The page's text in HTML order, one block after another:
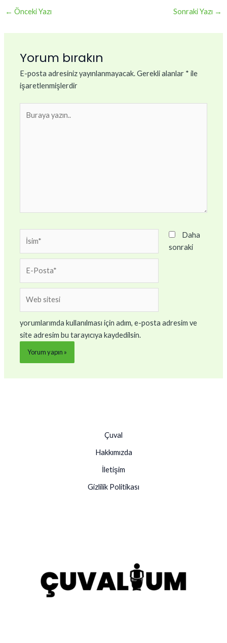
← Önceki Yazı Sonraki Yazı →
Yorum bırakın
E-posta adresiniz yayınlanmayacak.Gerekli alanlar * ile
işaretlenmişlerdir
yazın..
Posta*
Daha
sonraki
yorumlarımda kullanılması için adım, e-posta adresim ve
site adresim bu tarayıcıya kaydedilsin.
Çuval
Hakkımızda
İletişim
Gizlilik Politikası